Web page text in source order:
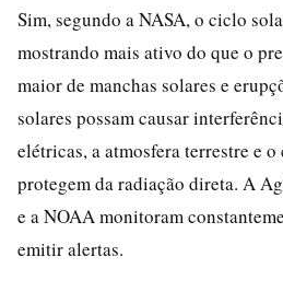
Sim, segundo a NASA, o ciclo
mostrando mais ativo do que o
maior de manchas solares e
solares possam causar
elétricas, a atmosfera terrestre e
protegem da radiação direta. A
e a NOAA monitoram
emitir alertas.